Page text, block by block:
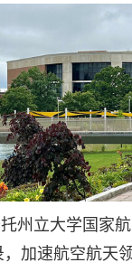
州立大学国家
加速航空航天